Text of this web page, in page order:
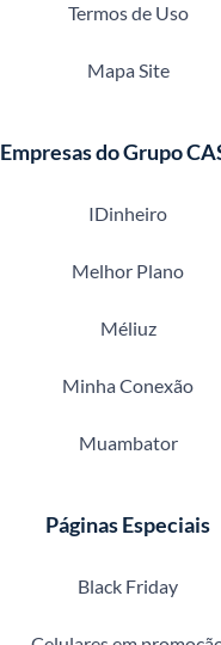
Termos de Uso
Mapa Site
Empresas do Grupo
IDinheiro
Melhor Plano
Méliuz
Minha Conexão
Muambator
Páginas Especiais
Black Friday